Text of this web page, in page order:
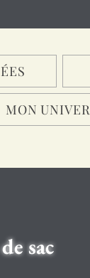
MON
sac